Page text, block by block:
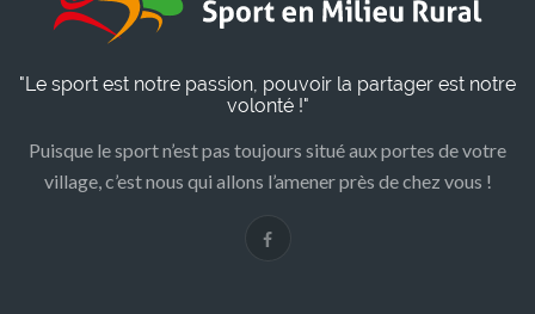
"Le sport est notre passion, pouvoir la partager est notre
volonté !"
Puisque le sport n’est pas toujours situé aux portes de votre
village, c’est nous qui allons l’amener près de chez vous !